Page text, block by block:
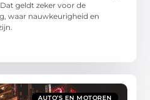
geldt zeker voor de
waar nauwkeurigheid en
AUTO’S EN MOTOREN